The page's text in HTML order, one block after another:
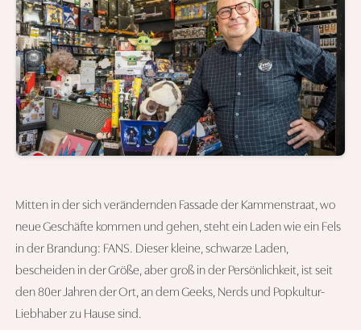
Mitten in der sich verändernden Fassade der Kammenstraat, wo
neue Geschäfte kommen und gehen, steht ein Laden wie ein Fels
in der Brandung: FANS. Dieser kleine, schwarze Laden,
bescheiden in der Größe, aber groß in der Persönlichkeit, ist seit
den 80er Jahren der Ort, an dem Geeks, Nerds und Popkultur-
Liebhaber zu Hause sind.